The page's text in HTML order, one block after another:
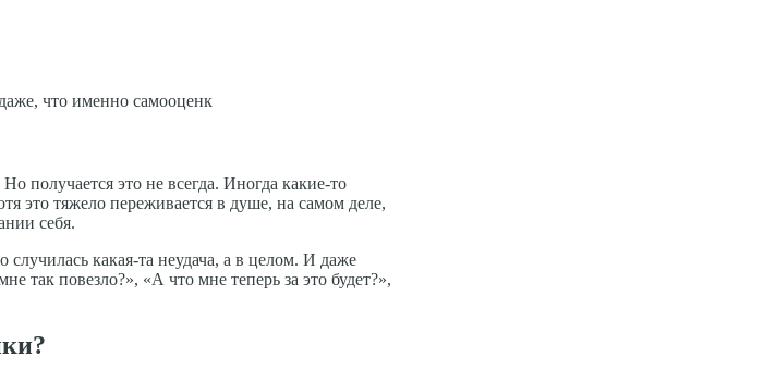
что именно самооценк
получается это не всегда. Иногда какие-то
это тяжело переживается в душе, на самом деле,
себя.
случилась какая-та неудача, а в целом. И даже
так повезло?», «А что мне теперь за это будет?»,